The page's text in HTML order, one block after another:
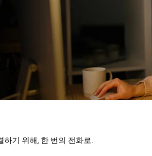
하기 위해, 한 번의 전화로.